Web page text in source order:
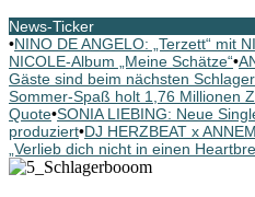
News-Ticker
•NINO DE ANGELO: „Terzett“ mit
NICOLE-Album „Meine Schätze“•
Gäste sind beim nächsten
Sommer-Spaß holt 1,76 Millionen
Quote•SONIA LIEBING: Neue
produziert•DJ HERZBEAT x
„Verlieb dich nicht in einen